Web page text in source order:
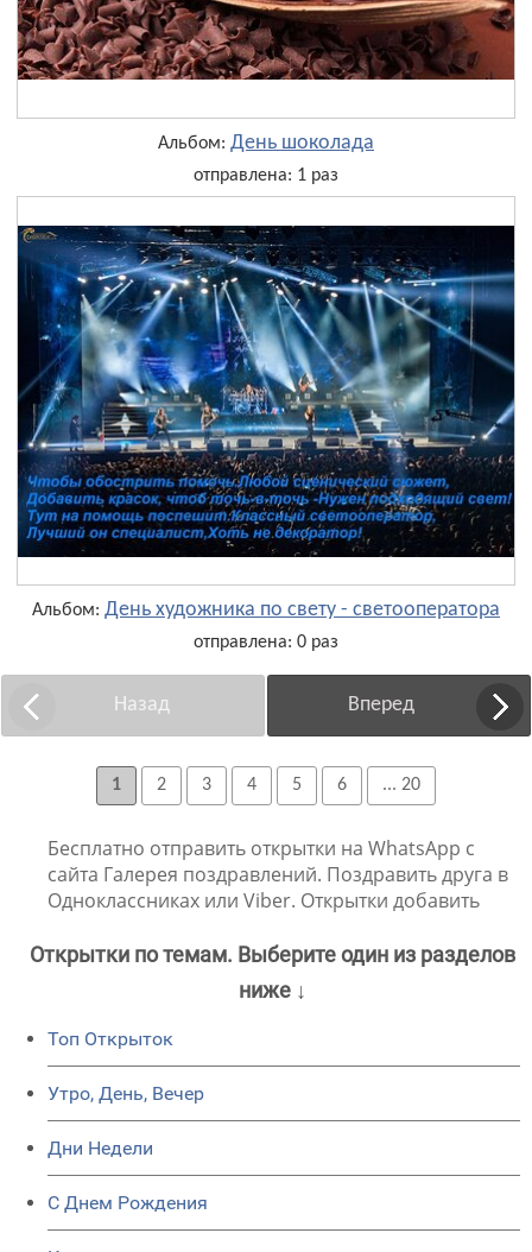
Альбом: День шоколада
отправлена: 1 раз
Альбом: День художника по свету - светооператора
отправлена: 0 раз
Назад Вперед
1 2 3 4 5 6 ... 20
Бесплатно отправить открытки на WhatsApp с
сайта Галерея поздравлений. Поздравить друга в
Одноклассниках или Viber. Открытки добавить
Открытки по темам. Выберите один из разделов
ниже ↓
Топ Открыток
Утро, День, Вечер
Дни Недели
C Днем Рождения